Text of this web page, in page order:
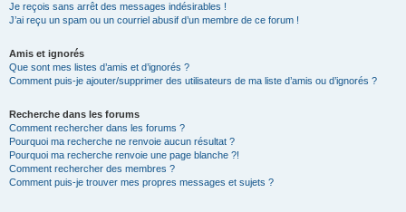
Je reçois sans arrêt des messages indésirables !
J’ai reçu un spam ou un courriel abusif d’un membre de ce forum !
Amis et ignorés
Que sont mes listes d’amis et d’ignorés ?
Comment puis-je ajouter/supprimer des utilisateurs de ma liste d’amis ou d’ignorés ?
Recherche dans les forums
Comment rechercher dans les forums ?
Pourquoi ma recherche ne renvoie aucun résultat ?
Pourquoi ma recherche renvoie une page blanche ?!
Comment rechercher des membres ?
Comment puis-je trouver mes propres messages et sujets ?